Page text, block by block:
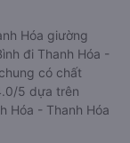
Hóa giường
đi Thanh Hóa -
có chất
5 dựa trên
Hóa - Thanh Hóa